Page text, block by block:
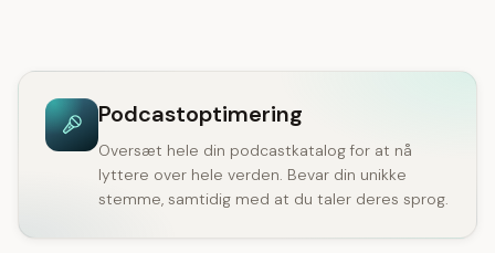
Podcastoptimering
Oversæt hele din podcastkatalog for at nå
lyttere over hele verden. Bevar din unikke
stemme, samtidig med at du taler deres sprog.